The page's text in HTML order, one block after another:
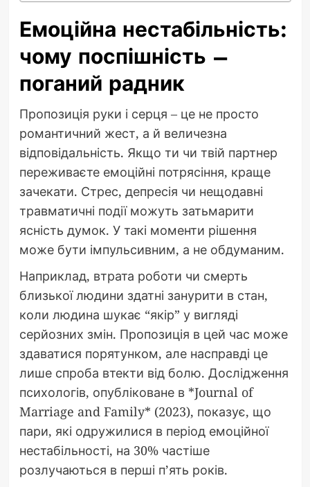
Емоційна нестабільність:
чому поспішність –
поганий радник
Пропозиція руки і серця – це не просто
романтичний жест, а й величезна
відповідальність. Якщо ти чи твій партнер
переживаєте емоційні потрясіння, краще
зачекати. Стрес, депресія чи нещодавні
травматичні події можуть затьмарити
ясність думок. У такі моменти рішення
може бути імпульсивним, а не обдуманим.
Наприклад, втрата роботи чи смерть
близької людини здатні занурити в стан,
коли людина шукає “якір” у вигляді
серйозних змін. Пропозиція в цей час може
здаватися порятунком, але насправді це
лише спроба втекти від болю. Дослідження
психологів, опубліковане в *Journal of
Marriage and Family* (2023), показує, що
пари, які одружилися в період емоційної
нестабільності, на 30% частіше
розлучаються в перші п’ять років.